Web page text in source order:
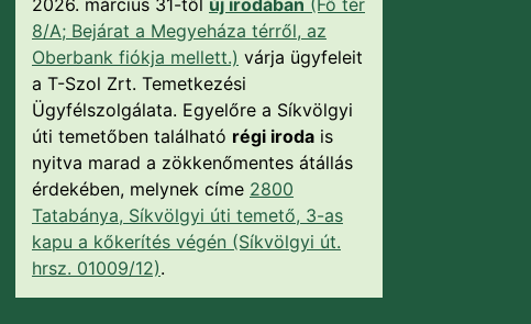
8/A; Bejárat a Megyeháza térről, az
Oberbank fiókja mellett.) várja ügyfeleit
a T-Szol Zrt. Temetkezési
Ügyfélszolgálata. Egyelőre a Síkvölgyi
úti temetőben található régi iroda is
nyitva marad a zökkenőmentes átállás
érdekében, melynek címe 2800
Tatabánya, Síkvölgyi úti temető, 3-as
kapu a kőkerítés végén (Síkvölgyi út.
hrsz. 01009/12).